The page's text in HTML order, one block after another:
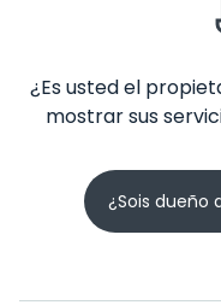
¿Es usted el
mostrar sus
¿Sois dueño